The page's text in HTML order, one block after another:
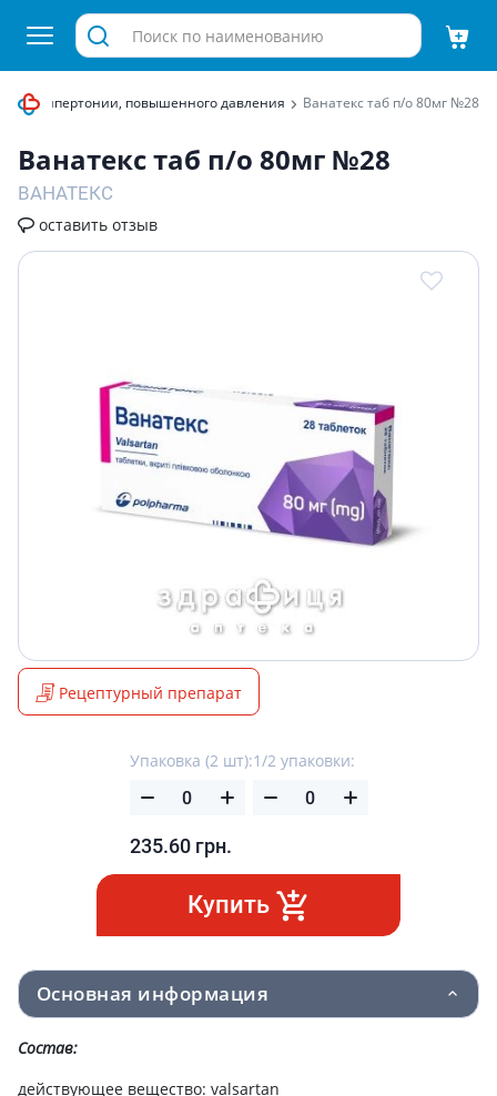
от гипертонии, повышенного давления Ванатекс таб п/о 80мг №28
Ванатекс таб п/о 80мг №28
ВАНАТЕКС
оставить отзыв
Рецептурный препарат
Упаковка (2 шт):
235.60 грн.
1/2 упаковки:
Купить
Основная информация
Состав:
действующее вещество: valsartan